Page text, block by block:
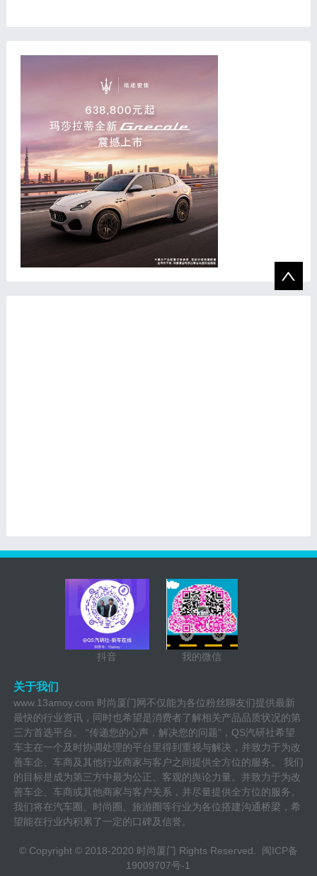
抖音 我的微信
关于我们
www.13amoy.com 时尚厦门网不仅能为各位粉丝聊友们提供最新
最快的行业资讯，同时也希望是消费者了解相关产品品质状况的第
三方首选平台。 “传递您的心声，解决您的问题”，QS汽研社希望
车主在一个及时协调处理的平台里得到重视与解决，并致力于为改
善车企、车商及其他行业商家与客户之间提供全方位的服务。 我们
的目标是成为第三方中最为公正、客观的舆论力量。并致力于为改
善车企、车商或其他商家与客户关系，并尽量提供全方位的服务。
我们将在汽车圈、时尚圈、旅游圈等行业为各位搭建沟通桥梁，希
望能在行业内积累了一定的口碑及信誉。
© Copyright © 2018-2020 时尚厦门 Rights Reserved. 闽ICP备
19009707号-1